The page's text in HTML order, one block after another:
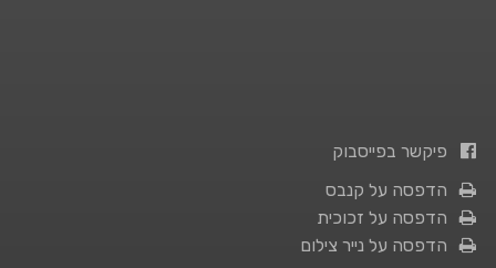
פיקשר בפייסבוק
הדפסה על קנבס
הדפסה על זכוכית
הדפסה על נייר צילום